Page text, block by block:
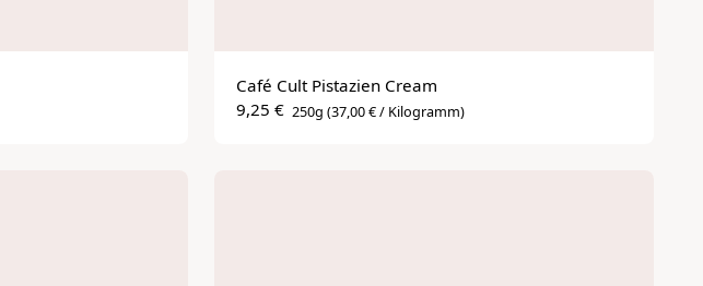
Café Cult Pistazien Cream
9,25 € 250g (37,00 € / Kilogramm)